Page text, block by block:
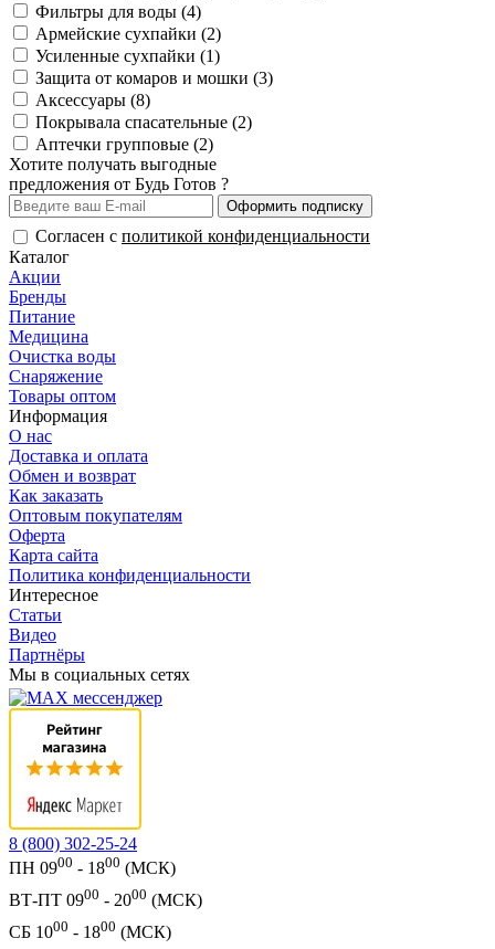
Фильтры для воды (4)
Армейские сухпайки (2)
Усиленные сухпайки (1)
Защита от комаров и мошки (3)
Аксессуары (8)
Покрывала спасательные (2)
Аптечки групповые (2)
Хотите получать выгодные
предложения от Будь Готов ?
Оформить подписку
Согласен с политикой конфиденциальности
Каталог
Акции
Бренды
Питание
Медицина
Очистка воды
Снаряжение
Товары оптом
Информация
О нас
Доставка и оплата
Обмен и возврат
Как заказать
Оптовым покупателям
Оферта
Карта сайта
Политика конфиденциальности
Интересное
Статьи
Видео
Партнёры
Мы в социальных сетях
8 (800) 302-25-24
ПН 0900 - 1800 (МСК)
ВТ-ПТ 0900 - 2000 (МСК)
СБ 1000 - 1800 (МСК)